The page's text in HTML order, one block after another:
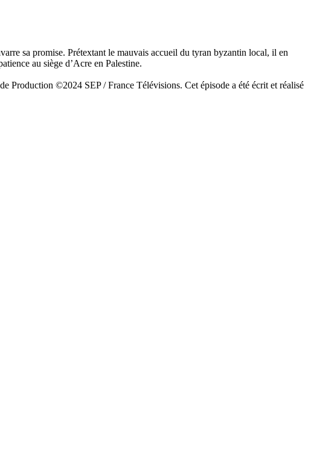
sa promise. Prétextant le mauvais accueil du tyran byzantin local, il en
au siège d’Acre en Palestine.
Production ©2024 SEP / France Télévisions. Cet épisode a été écrit et réalisé